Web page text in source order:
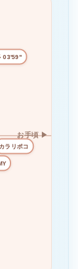
お手頃 ▶
03'59"
カラリポコ